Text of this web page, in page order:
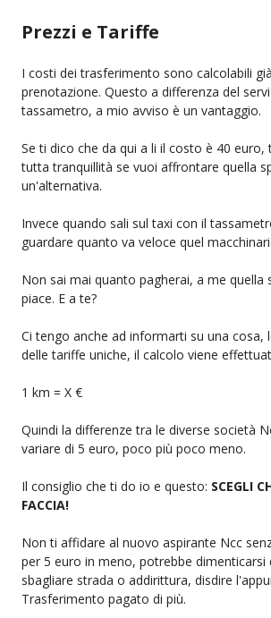
Prezzi e Tariffe
I costi dei trasferimento sono calcolabili
prenotazione. Questo a differenza del
tassametro, a mio avviso è un vantaggio.
Se ti dico che da qui a li il costo è 40 euro,
tutta tranquillità se vuoi affrontare quella
un'alternativa.
Invece quando sali sul taxi con il
guardare quanto va veloce quel
Non sai mai quanto pagherai, a me quella
piace. E a te?
Ci tengo anche ad informarti su una cosa,
delle tariffe uniche, il calcolo viene
1 km = X €
Quindi la differenze tra le diverse società
variare di 5 euro, poco più poco meno.
Il consiglio che ti do io e questo: SCEGLI
FACCIA!
Non ti affidare al nuovo aspirante Ncc
per 5 euro in meno, potrebbe dimenticarsi
sbagliare strada o addirittura, disdire
Trasferimento pagato di più.